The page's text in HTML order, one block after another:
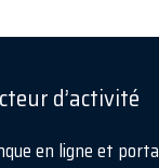
d’activité
en ligne et